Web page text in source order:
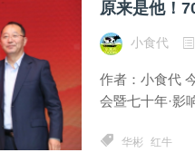
原来是他！
小食代
作者：小食代
会暨七十年·影
华彬 红牛